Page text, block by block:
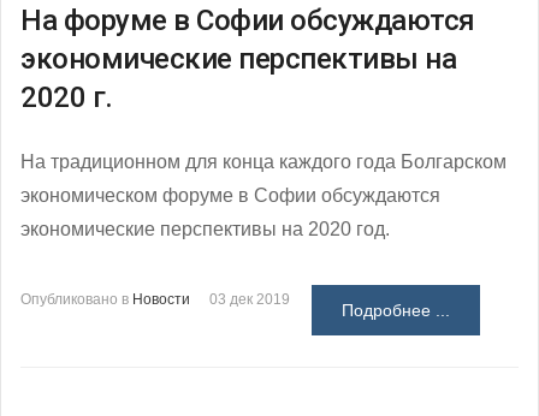
На форуме в Софии обсуждаются
экономические перспективы на
2020 г.
На традиционном для конца каждого года Болгарском
экономическом форуме в Софии обсуждаются
экономические перспективы на 2020 год.
Опубликовано в Новости 03 дек 2019
Подробнее ...